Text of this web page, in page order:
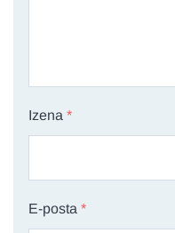
Izena *
E-posta *